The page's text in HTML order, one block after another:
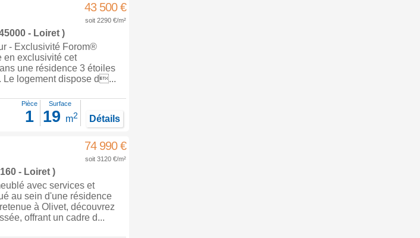
43 500 €
soit 2290 €/m²
- Loiret )
- Exclusivité Forom®
en exclusivité cet
une résidence 3 étoiles
Le logement dispose d...
Pièce
1
Surface
19 m2 Détails
74 990 €
soit 3120 €/m²
- Loiret )
avec services et
au sein d'une résidence
à Olivet, découvrez
offrant un cadre d...